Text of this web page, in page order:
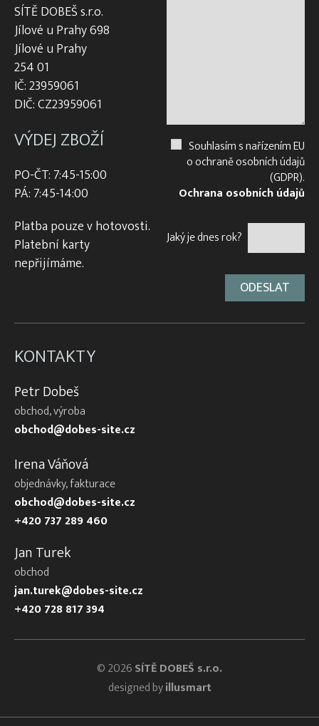
SÍTĚ DOBEŠ s.r.o.
Jílové u Prahy 698
Jílové u Prahy
254 01
IČ: 23959061
DIČ: CZ23959061
VÝDEJ ZBOŽÍ
PO-ČT: 7:45-15:00
PÁ: 7:45-14:00
Platba pouze v hotovosti.
Platební karty
nepřijímáme.
Souhlasím s nařízením EU
o ochraně osobních údajů
(GDPR).
Ochrana osobních údajů
Jaký je dnes rok?
KONTAKTY
Petr Dobeš
obchod, výroba
obchod@dobes-site.cz
Irena Váňová
objednávky, fakturace
obchod@dobes-site.cz
+420 737 289 460
Jan Turek
obchod
jan.turek@dobes-site.cz
+420 728 817 394
© 2026SÍTĚ DOBEŠ s.r.o.
designed byillusmart